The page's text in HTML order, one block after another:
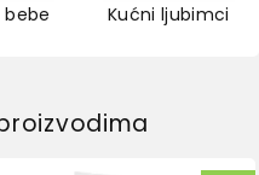
bebe Kućni ljubimci